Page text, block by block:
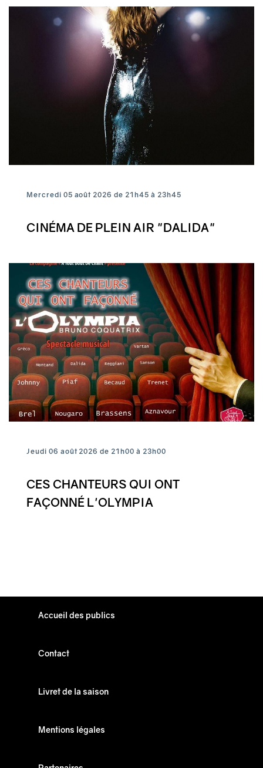
Mercredi 05 août 2026 de 21h45 à 23h45
CINÉMA DE PLEIN AIR "DALIDA"
Jeudi 06 août 2026 de 21h00 à 23h00
CES CHANTEURS QUI ONT
FAÇONNÉ L'OLYMPIA
Accueil des publics
Contact
Livret de la saison
Mentions légales